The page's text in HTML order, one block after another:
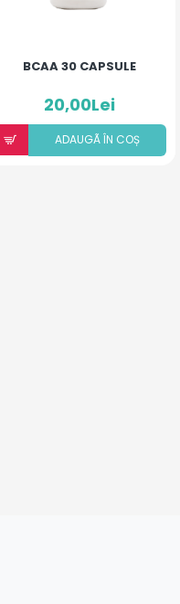
BCAA 30 CAPSULE
20,00Lei
ADAUGÃ ÎN COȘ